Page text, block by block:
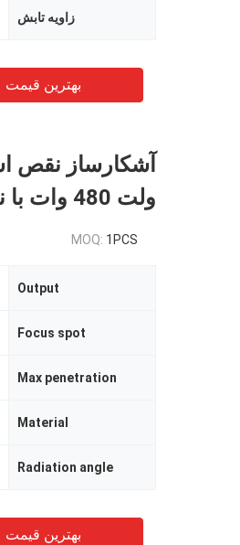
زاویه تابش
بهترین قیمت
ولت 480 وات با نفوذ 22 میلی متری
MOQ: 1PCS
Output
Focus spot
Max penetration
Material
Radiation angle
بهترین قیمت